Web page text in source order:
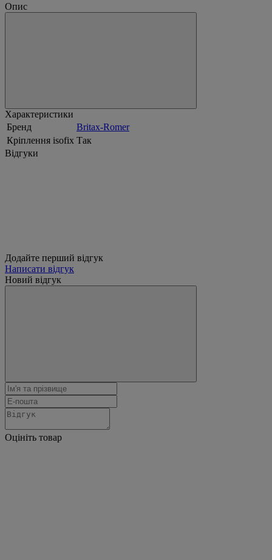
Опис
Характеристики
Бренд
Britax-Romer
Кріплення isofix Так
Відгуки
Додайте перший відгук
Написати відгук
Новий відгук
Оцініть товар